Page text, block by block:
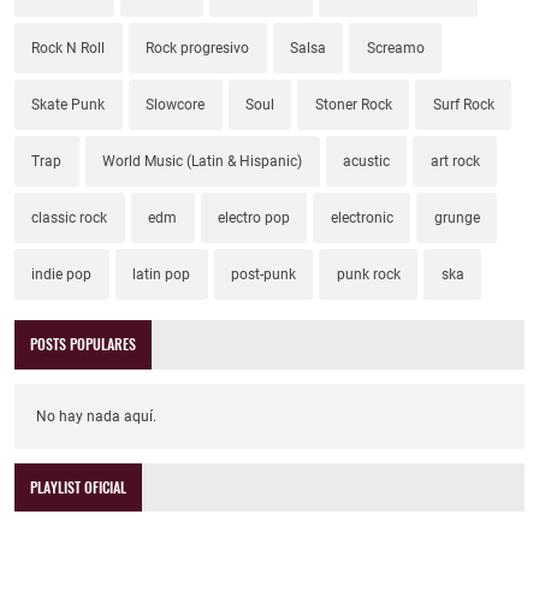
Rock N Roll Rock progresivo Salsa Screamo
Skate Punk Slowcore Soul Stoner Rock Surf Rock
Trap World Music (Latin & Hispanic) acustic art rock
classic rock edm electro pop electronic grunge
indie pop latin pop post-punk punk rock ska
POSTS POPULARES
No hay nada aquí.
PLAYLIST OFICIAL